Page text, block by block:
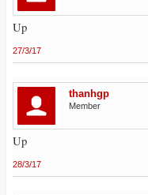
Up
27/3/17
thanhgp
Member
Up
28/3/17